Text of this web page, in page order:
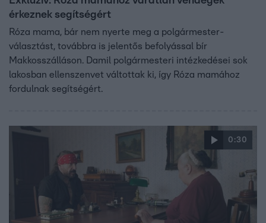
érkeznek segítségért
Róza mama, bár nem nyerte meg a polgármester-
választást, továbbra is jelentős befolyással bír
Makkosszálláson. Damil polgármesteri intézkedései sok
lakosban ellenszenvet váltottak ki, így Róza mamához
fordulnak segítségért.
0:30